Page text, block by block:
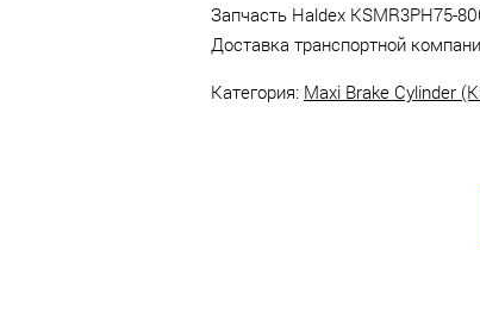
Запчасть Haldex KSMR3PH75-
Доставка транспортной
Категория: Maxi Brake Cylinder